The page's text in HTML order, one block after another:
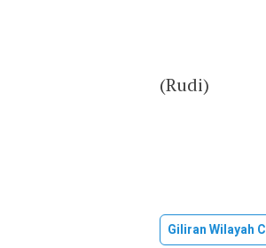
(Rudi)
Giliran Wilayah